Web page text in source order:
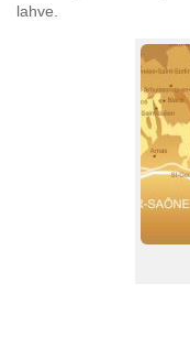
lahve.